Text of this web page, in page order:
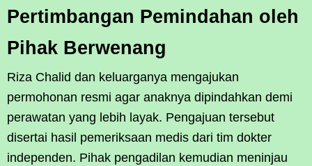
Pertimbangan Pemindahan oleh
Pihak Berwenang
Riza Chalid dan keluarganya mengajukan
permohonan resmi agar anaknya dipindahkan demi
perawatan yang lebih layak. Pengajuan tersebut
disertai hasil pemeriksaan medis dari tim dokter
independen. Pihak pengadilan kemudian meninjau